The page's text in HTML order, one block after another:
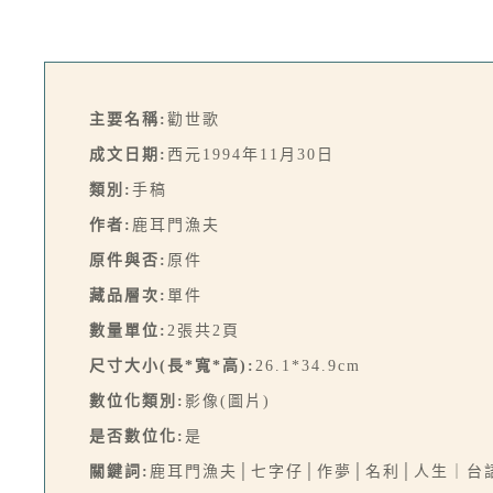
主要名稱: 勸世歌
成文日期: 西元1994年11月30日
類別: 手稿
作者: 鹿耳門漁夫
原件與否: 原件
藏品層次: 單件
數量單位: 2張共2頁
尺寸大小(長*寬*高): 26.1*34.9cm
數位化類別: 影像(圖片)
是否數位化: 是
關鍵詞: 鹿耳門漁夫│七字仔│作夢│名利│人生｜台